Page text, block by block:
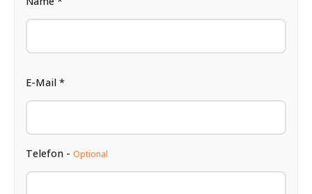
E-Mail *
Telefon - Optional